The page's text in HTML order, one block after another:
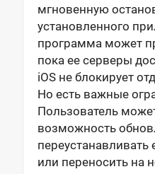
мгновенную
установленного
программа может
пока ее серверы
iOS не блокирует
Но есть важные
Пользователь
возможность
переустанавливать
или переносить на